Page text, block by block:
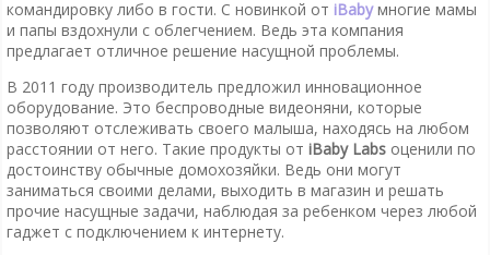
командировку либо в гости. С новинкой от iBabyмногие мамы
и папы вздохнули с облегчением. Ведь эта компания
предлагает отличное решение насущной проблемы.
В 2011 году производитель предложил инновационное
оборудование. Это беспроводные видеоняни, которые
позволяют отслеживать своего малыша, находясь на любом
расстоянии от него. Такие продукты отiBaby Labs оценили по
достоинству обычные домохозяйки. Ведь они могут
заниматься своими делами, выходить в магазин и решать
прочие насущные задачи, наблюдая за ребенком через любой
гаджет с подключением к интернету.